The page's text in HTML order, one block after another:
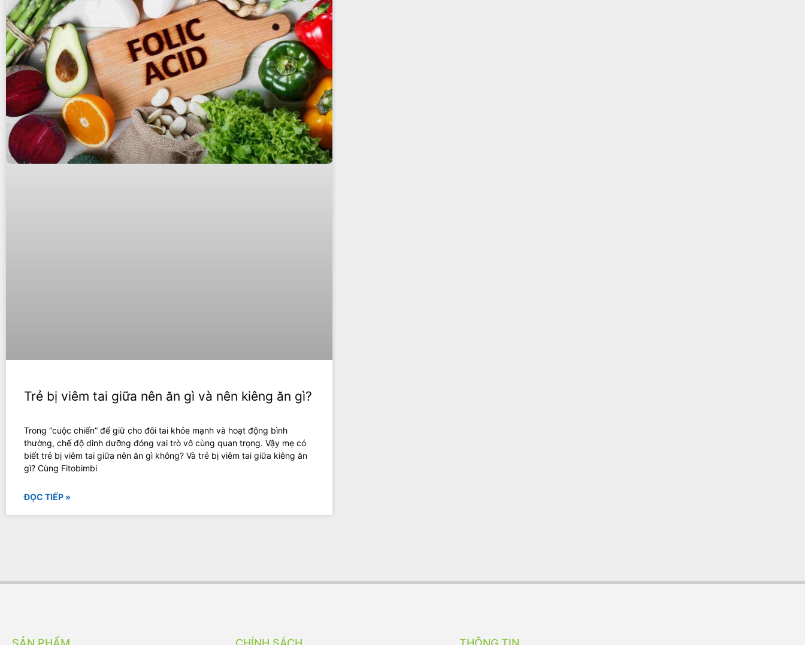
Trẻ bị viêm tai giữa nên ăn gì và nên kiêng ăn gì?
Trong “cuộc chiến” để giữ cho đôi tai khỏe mạnh và hoạt động bình
thường, chế độ dinh dưỡng đóng vai trò vô cùng quan trọng. Vậy mẹ có
biết trẻ bị viêm tai giữa nên ăn gì không? Và trẻ bị viêm tai giữa kiêng ăn
gì? Cùng Fitobimbi
ĐỌC TIẾP »